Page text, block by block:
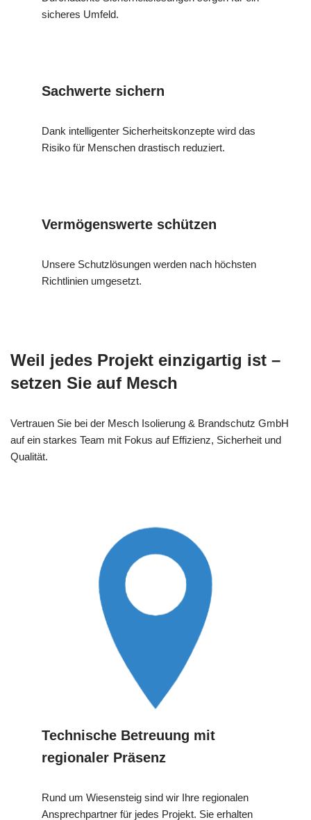
sicheres Umfeld.
Sachwerte sichern
Dank intelligenter Sicherheitskonzepte wird das
Risiko für Menschen drastisch reduziert.
Vermögenswerte schützen
Unsere Schutzlösungen werden nach höchsten
Richtlinien umgesetzt.
Weil jedes Projekt einzigartig ist –
setzen Sie auf Mesch
Vertrauen Sie bei der Mesch Isolierung & Brandschutz GmbH
auf ein starkes Team mit Fokus auf Effizienz, Sicherheit und
Qualität.
Technische Betreuung mit
regionaler Präsenz
Rund um Wiesensteig sind wir Ihre regionalen
Ansprechpartner für jedes Projekt. Sie erhalten